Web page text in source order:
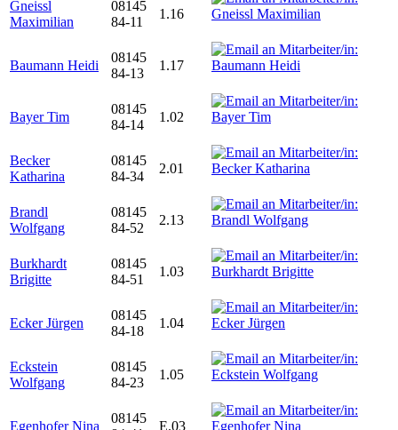
Gneissl
Maximilian
08145
84-11
1.16
Baumann Heidi
08145
84-13
1.17
Bayer Tim
08145
84-14
1.02
Becker
Katharina
08145
84-34
2.01
Brandl
Wolfgang
08145
84-52
2.13
Burkhardt
Brigitte
08145
84-51
1.03
Ecker Jürgen
08145
84-18
1.04
Eckstein
Wolfgang
08145
84-23
1.05
Egenhofer Nina
08145
E.03